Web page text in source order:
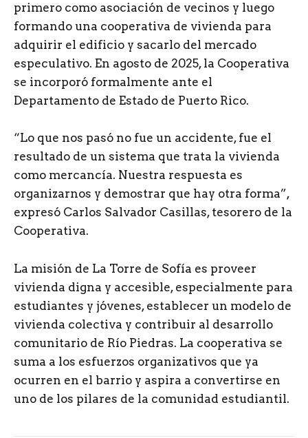
primero como asociación de vecinos y luego
formando una cooperativa de vivienda para
adquirir el edificio y sacarlo del mercado
especulativo. En agosto de 2025, la Cooperativa
se incorporó formalmente ante el
Departamento de Estado de Puerto Rico.
“Lo que nos pasó no fue un accidente, fue el
resultado de un sistema que trata la vivienda
como mercancía. Nuestra respuesta es
organizarnos y demostrar que hay otra forma”,
expresó Carlos Salvador Casillas, tesorero de la
Cooperativa.
La misión de La Torre de Sofía es proveer
vivienda digna y accesible, especialmente para
estudiantes y jóvenes, establecer un modelo de
vivienda colectiva y contribuir al desarrollo
comunitario de Río Piedras. La cooperativa se
suma a los esfuerzos organizativos que ya
ocurren en el barrio y aspira a convertirse en
uno de los pilares de la comunidad estudiantil.